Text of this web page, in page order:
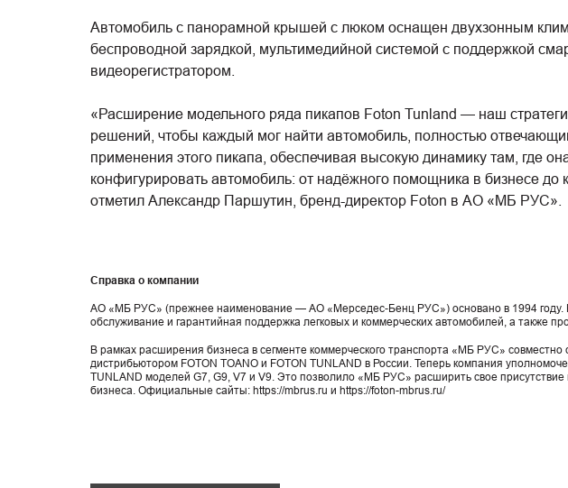
Автомобиль с панорамной крышей с люком оснащен двухзонным
беспроводной зарядкой, мультимедийной системой с поддержкой
видеорегистратором.
«Расширение модельного ряда пикапов Foton Tunland — наш
решений, чтобы каждый мог найти автомобиль, полностью
применения этого пикапа, обеспечивая высокую динамику там, где
конфигурировать автомобиль: от надёжного помощника в бизнесе
отметил Александр Паршутин, бренд-директор Foton в АО «МБ РУС».
Справка о компании
АО «МБ РУС» (прежнее наименование — AO «Мерседес-Бенц PУC») основано в 1994
обслуживание и гарантийная поддержка легковых и коммерческих автомобилей, а также
В рамках расширения бизнеса в сегменте коммерческого транспорта «МБ РУС»
дистрибьютором FOTON TOANO и FOTON TUNLAND в России. Теперь компания
TUNLAND моделей G7, G9, V7 и V9. Это позволило «МБ РУС» расширить свое
бизнеса. Официальные сайты: https://mbrus.ru и https://foton-mbrus.ru/